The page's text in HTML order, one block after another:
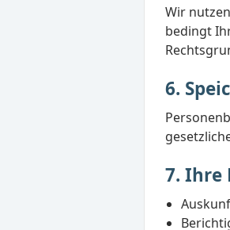
Wir
bedingt
6.
7. Ihre